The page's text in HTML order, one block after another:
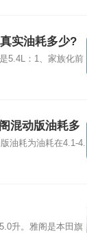
实油耗多少?
5.4L：1、家族化前
混动版油耗多
油耗为油耗在4.1-4.
升。雅阁是本田旗